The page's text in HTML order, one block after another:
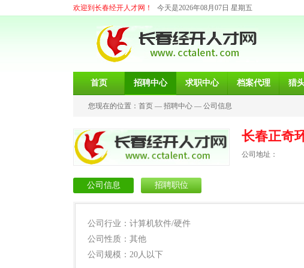
欢迎到长春经开人才网！ 今天是2026年08月07日 星期五
首页 招聘中心 求职中心 档案代理 猎
您现在的位置： 首页 — 招聘中心 — 公司信息
长春正奇
公司地址：
公司信息 招聘职位
公司行业：计算机软件/硬件
公司性质：其他
公司规模：20人以下